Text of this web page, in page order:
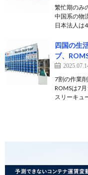
繁忙期のみ
中国系の物
日本法人は
四国の生
ブ、
7割の作業
ROMSは7
スリーキュ